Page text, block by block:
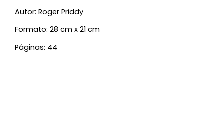
Autor: Roger Priddy
Formato: 28 cm x 21 cm
Páginas: 44